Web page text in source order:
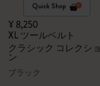
Quick Shop
¥ 8,250
XL ツールベルト
クラシック コレクショ
ン
ブラック